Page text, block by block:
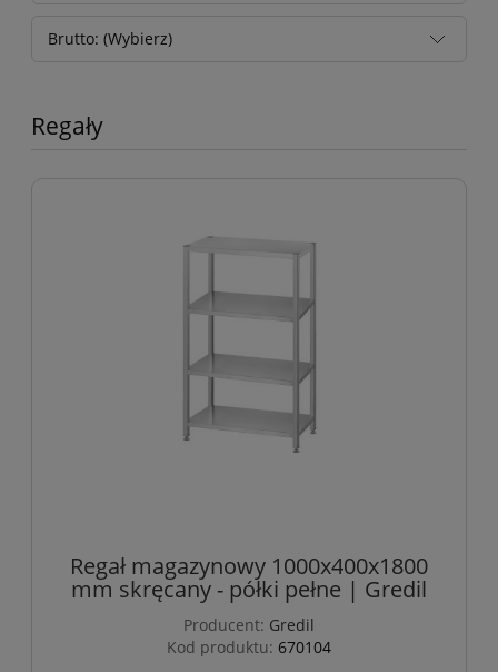
Brutto: (Wybierz)
Regały
Regał magazynowy 1000x400x1800
mm skręcany - półki pełne | Gredil
Producent: Gredil
Kod produktu: 670104